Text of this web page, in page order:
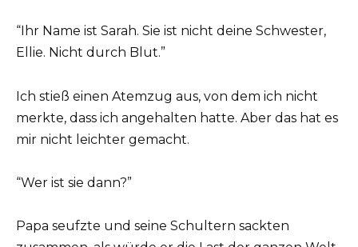
“Ihr Name ist Sarah. Sie ist nicht deine Schwester,
Ellie. Nicht durch Blut.”
Ich stieß einen Atemzug aus, von dem ich nicht
merkte, dass ich angehalten hatte. Aber das hat es
mir nicht leichter gemacht.
“Wer ist sie dann?”
Papa seufzte und seine Schultern sackten